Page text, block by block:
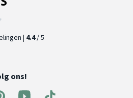
| 4.4/ 5
ons!